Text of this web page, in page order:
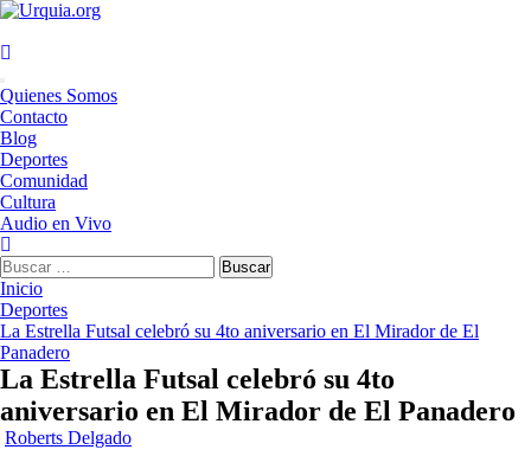
Saltar
contenido
Menú
principal
Quienes Somos
Contacto
Blog
Deportes
Comunidad
Cultura
Audio en Vivo
Buscar:
Inicio
Deportes
La Estrella Futsal celebró su 4to aniversario en El Mirador de El
Panadero
La Estrella Futsal celebró su 4to
aniversario en El Mirador de El Panadero
Roberts Delgado